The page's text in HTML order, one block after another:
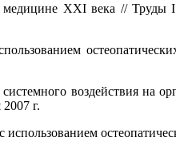
XXI века // Труды
воздействия на
г.